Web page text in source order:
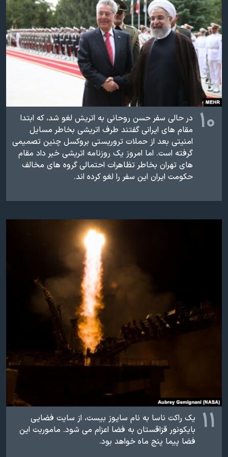
نرگس محمدی برنده جایزه نوبل صلح
همایش محافظه‌کاران آمریکا «سی‌پک»
صفحه‌های ویژه
سفر پرزیدنت ترامپ به چین
۱۰
در حالی سفر حسن روحانی به اتریش لغو شد، که ابتدا
مقام های ایرانی گفتند طرف اتریشی بخاطر مسایل
امنیتی بعد از حملات تروریستی بروکسل چنین تصمیمی
گرفته است. اما امروز یک روزنامه اتریشی خبر داد مقام
های تهران بخاطر تظاهرات احتمالی گروه های مخالف
حکومت ایران این سفر را لغو کرده اند.
۱۱
یک راکت ناسا به نام سایوز بیست، از سایت فضایی
بایکونور قزاقستان به فضا اعزام می شود. ماموریت این
فضا پیما پنج ماه خواهد بود.